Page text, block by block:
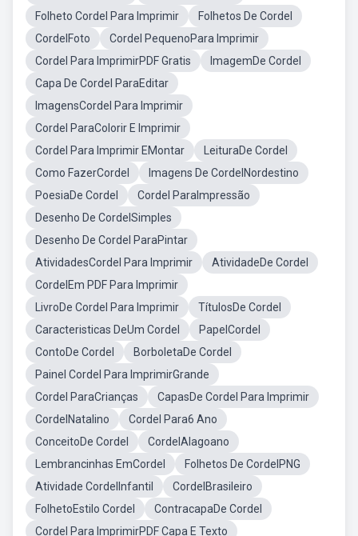
Folheto Cordel Para Imprimir
Folhetos De Cordel
CordelFoto
Cordel PequenoPara Imprimir
Cordel Para ImprimirPDF Gratis
ImagemDe Cordel
Capa De Cordel ParaEditar
ImagensCordel Para Imprimir
Cordel ParaColorir E Imprimir
Cordel Para Imprimir EMontar
LeituraDe Cordel
Como FazerCordel
Imagens De CordelNordestino
PoesiaDe Cordel
Cordel ParaImpressão
Desenho De CordelSimples
Desenho De Cordel ParaPintar
AtividadesCordel Para Imprimir
AtividadeDe Cordel
CordelEm PDF Para Imprimir
LivroDe Cordel Para Imprimir
TítulosDe Cordel
Caracteristicas DeUm Cordel
PapelCordel
ContoDe Cordel
BorboletaDe Cordel
Painel Cordel Para ImprimirGrande
Cordel ParaCrianças
CapasDe Cordel Para Imprimir
CordelNatalino
Cordel Para6 Ano
ConceitoDe Cordel
CordelAlagoano
Lembrancinhas EmCordel
Folhetos De CordelPNG
Atividade CordelInfantil
CordelBrasileiro
FolhetoEstilo Cordel
ContracapaDe Cordel
Cordel Para ImprimirPDF Capa E Texto